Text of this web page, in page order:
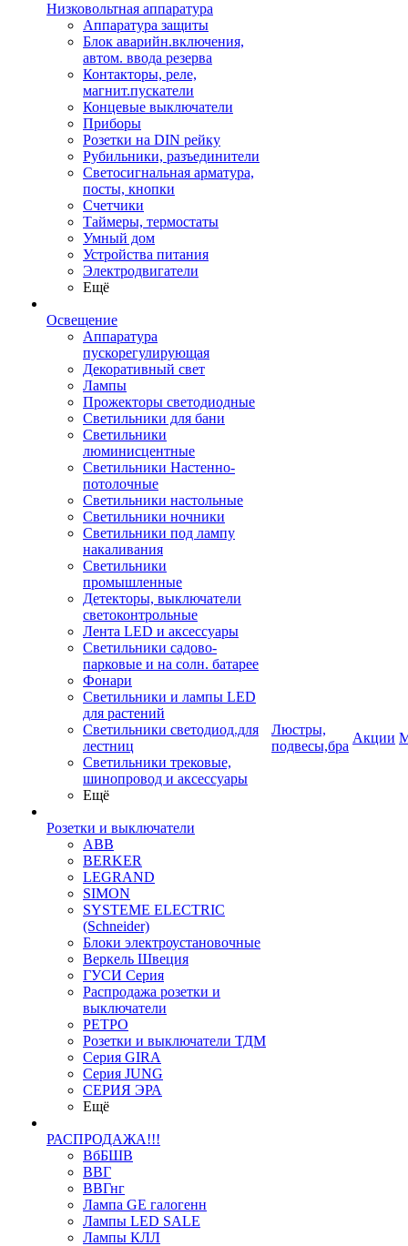
Низковольтная аппаратура
Аппаратура защиты
Блок аварийн.включения,
автом. ввода резерва
Контакторы, реле,
магнит.пускатели
Концевые выключатели
Приборы
Розетки на DIN рейку
Рубильники, разъединители
Светосигнальная арматура,
посты, кнопки
Счетчики
Таймеры, термостаты
Умный дом
Устройства питания
Электродвигатели
Ещё
Освещение
Аппаратура
пускорегулирующая
Декоративный свет
Лампы
Прожекторы светодиодные
Светильники для бани
Светильники
люминисцентные
Светильники Настенно-
потолочные
Светильники настольные
Светильники ночники
Светильники под лампу
накаливания
Светильники
промышленные
Детекторы, выключатели
светоконтрольные
Лента LED и аксессуары
Светильники садово-
парковые и на солн. батарее
Фонари
Светильники и лампы LED
для растений
Светильники светодиод.для
лестниц
Светильники трековые,
шинопровод и аксессуары
Ещё
Розетки и выключатели
ABB
BERKER
LEGRAND
SIMON
SYSTEME ELECTRIC
(Schneider)
Блоки электроустановочные
Веркель Швеция
ГУСИ Серия
Распродажа розетки и
выключатели
РЕТРО
Розетки и выключатели ТДМ
Серия GIRA
Серия JUNG
СЕРИЯ ЭРА
Ещё
РАСПРОДАЖА!!!
ВбБШВ
ВВГ
ВВГнг
Лампа GE галогенн
Лампы LED SALE
Лампы КЛЛ
Люстры,
подвесы,бра
Акции